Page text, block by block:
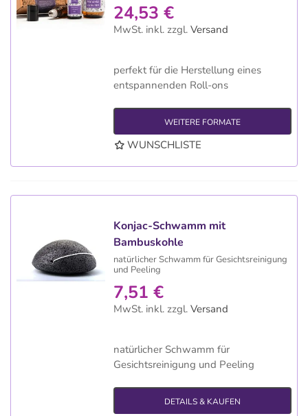
24,53 €
MwSt. inkl. zzgl. Versand
perfekt für die Herstellung eines
entspannenden Roll-ons
WEITERE FORMATE
WUNSCHLISTE
Konjac-Schwamm mit
Bambuskohle
natürlicher Schwamm für Gesichtsreinigung
und Peeling
7,51 €
MwSt. inkl. zzgl. Versand
natürlicher Schwamm für
Gesichtsreinigung und Peeling
DETAILS & KAUFEN